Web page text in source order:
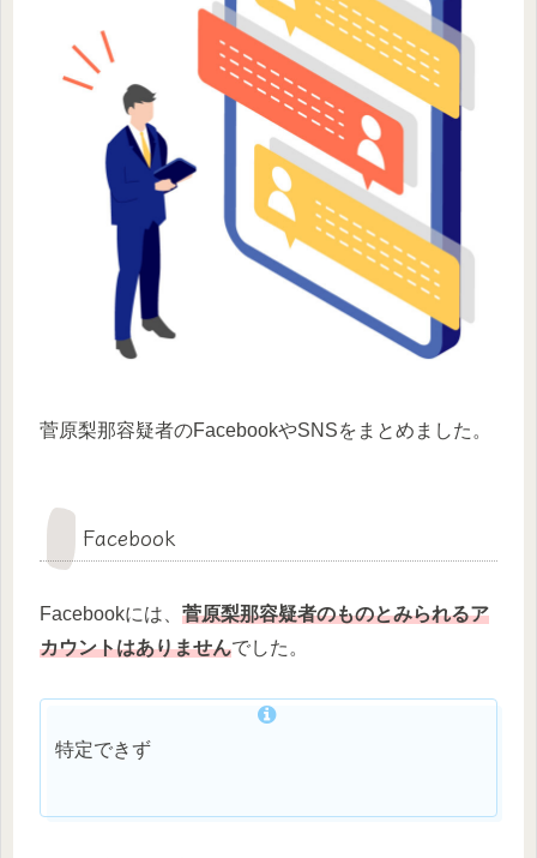
菅原梨那容疑者のFacebookやSNSをまとめました。
Facebook
Facebookには、 菅原梨那容疑者のものとみられるア
カウントはありませんでした。
特定できず